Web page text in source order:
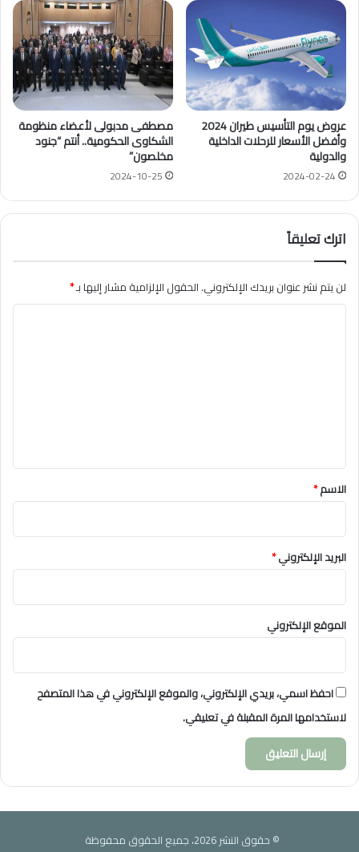
عروض يوم التأسيس طيران 2024
وأفضل الأسعار للرحلات الداخلية
والدولية
2024-02-24
مصطفى مدبولى لأعضاء منظومة
الشكاوى الحكومية.. أنتم “جنود
مخلصون”
2024-10-25
اترك تعليقاً
لن يتم نشر عنوان بريدك الإلكتروني.الحقول الإلزامية مشار إليها بـ*
*
الاسم*
البريد الإلكتروني*
الموقع الإلكتروني
احفظ اسمي، بريدي الإلكتروني، والموقع الإلكتروني في هذا المتصفح
لاستخدامها المرة المقبلة في تعليقي.
© حقوق النشر 2026، جميع الحقوق محفوظة